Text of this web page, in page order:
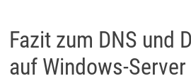
Fazit zum DNS und
auf Windows-Server